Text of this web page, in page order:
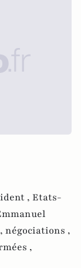
, Etats-
négociations ,
,